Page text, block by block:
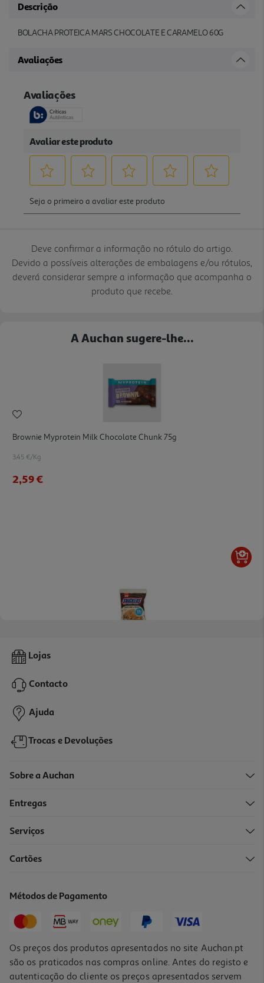
Descrição
BOLACHA PROTEICA MARS CHOCOLATE E CARAMELO 60G
Avaliações
Deve confirmar a informação no rótulo do artigo.
Devido a possíveis alterações de embalagens e/ou rótulos,
deverá considerar sempre a informação que acompanha o
produto que recebe.
A Auchan sugere-lhe...
Brownie Myprotein Milk Chocolate Chunk 75g
3.45 €/Kg
2,59 €
Bolacha Proteica Snickers Choco Branco Amendoim 60g
2,99 €
Lojas
Contacto
Ajuda
Trocas e Devoluções
Sobre a Auchan
Entregas
Serviços
Cartões
Métodos de Pagamento
Os preços dos produtos apresentados no site Auchan.pt
são os praticados nas compras online. Antes do registo e
autenticação do cliente os preços apresentados servem